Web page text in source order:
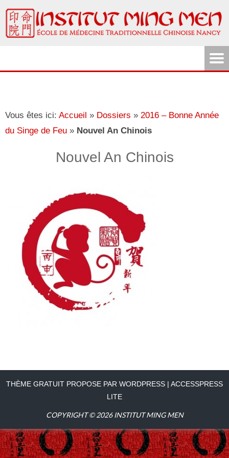
Vous êtes ici: Accueil » Dossiers » 2016 – Bonne Année
du Singe de Feu » Nouvel An Chinois
Nouvel An Chinois
THÈME GRATUIT PROPOSE PAR WORDPRESS | ACCESSPRESS
LITE
COPYRIGHT © 2026INSTITUT MING MEN